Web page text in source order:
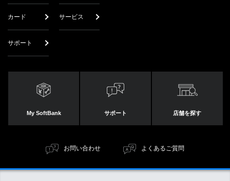
カード サービス
サポート
My SoftBank サポート 店舗を探す
お問い合わせ よくあるご質問